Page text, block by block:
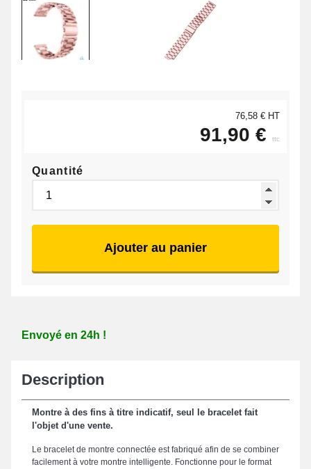
76,58 € HT
91,90 € ttc
Quantité
Ajouter au panier
Envoyé en 24h !
Description
Montre à des fins à titre indicatif, seul le bracelet fait
l'objet d'une vente.
Le bracelet de montre connectée est fabriqué afin de se combiner
facilement à votre montre intelligente. Fonctionne pour le format